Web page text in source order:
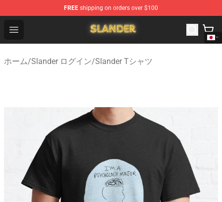
FREE shipping on orders over $100
Open menu
Slander Shop - Official Slander Merchandise Store
ホーム/Slander ログイン/Slander Tシャツ